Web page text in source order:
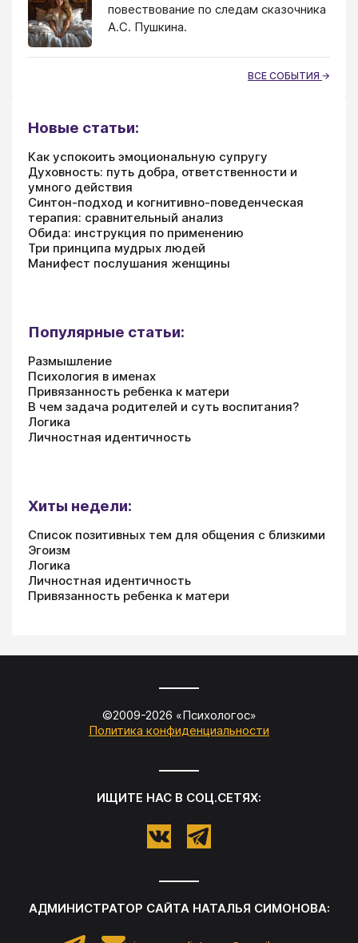
повествование по следам сказочника
А.С. Пушкина.
ВСЕ СОБЫТИЯ
Новые статьи:
Как успокоить эмоциональную супругу
Духовность: путь добра, ответственности и
умного действия
Синтон-подход и когнитивно-поведенческая
терапия: сравнительный анализ
Обида: инструкция по применению
Три принципа мудрых людей
Манифест послушания женщины
Популярные статьи:
Размышление
Психология в именах
Привязанность ребенка к матери
В чем задача родителей и суть воспитания?
Логика
Личностная идентичность
Хиты недели:
Список позитивных тем для общения с близкими
Эгоизм
Логика
Личностная идентичность
Привязанность ребенка к матери
©2009-2026 «Психологос»
Политика конфиденциальности
ИЩИТЕ НАС В СОЦ.СЕТЯХ:
АДМИНИСТРАТОР САЙТА НАТАЛЬЯ СИМОНОВА: